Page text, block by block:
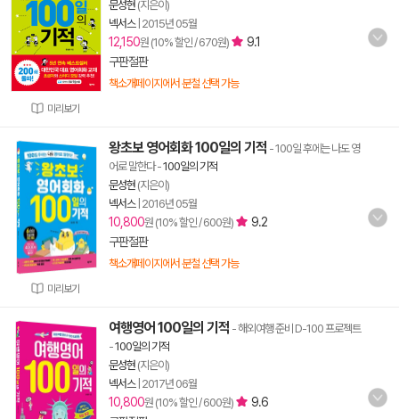
미리보기
문성현 (지은이)
넥서스| 2015년 05월
12,150원 (10% 할인 / 670원)
9.1
구판절판
책소개페이지에서 분철 선택 가능
미리보기
왕초보 영어회화 100일의 기적 - 100일 후에는 나도 영
어로 말한다-100일의 기적
문성현 (지은이)
넥서스| 2016년 05월
10,800원 (10% 할인 / 600원)
9.2
구판절판
책소개페이지에서 분철 선택 가능
여행영어 100일의 기적 - 해외여행 준비 D-100 프로젝트
-100일의 기적
문성현 (지은이)
넥서스| 2017년 06월
10,800원 (10% 할인 / 600원)
9.6